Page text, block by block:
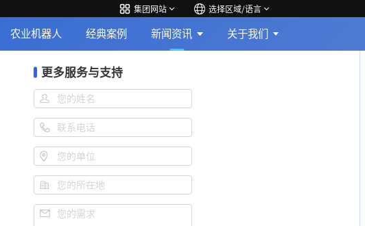
集团网站 选择区域/语言
农业机器人 经典案例 新闻资讯 关于我们
更多服务与支持
您的姓名
联系电话
您的单位
您的所在地
您的需求